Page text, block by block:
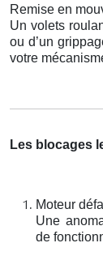
Remise en
Un volets
ou d’un
votre
Les blocages
Moteur
Une
de